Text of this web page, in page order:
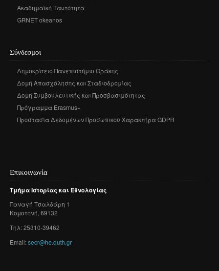
Ακαδημαϊκή Ταυτότητα
GRNET okeanos
Σύνδεσμοι
Δημοκρίτειο Πανεπιστήμιο Θράκης
Δομή Απασχόλησης και Σταδιοδρομίας
Δομή Συμβουλευτικής και Προσβασιμότητας
Πρόγραμμα Erasmus+
Προστασία Δεδομένων Προσωπικού Χαρακτήρα GDPR
Επικοινωνία
ΤμήμαΙστορίαςκαι Εθνολογίας
Παναγή Τσαλδάρη 1
Κομοτηνή, 69132
Τηλ: 25310-39462
Email:secr@he.duth.gr